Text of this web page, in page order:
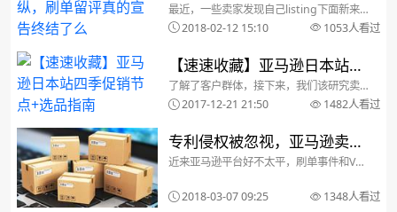
评真的宣告终结了么
最近，一些卖家发现自己listing下面新来
的差评像长了腿一样，自动往前跑。大量
的操作点NO也毫无作用。再加上最近亚马
似乎也是越刷越好后。于是乎，一传十，
十传百，都...
2018-02-12 15:10 1053人看过
【速速收藏】亚马逊日本站四
季促销节点+选品指南
了解了客户群体，接下来，我们该研究卖
点啥了。同为亚洲国家，再加上历史的因
素，日本有很多跟我们相似的风俗习惯，
人节、三个儿童节，还给山和海设立了专
门的节日——今天我们...
2017-12-21 21:50 1482人看过
专利侵权被忽视，亚马逊卖家
收到邮件后主动停售了产品
近来亚马逊平台好不太平，刷单事件和VAT
利侵权。据该卖家称，自己在遇事后第一
时间便查看了竞争对手所售的同类产品，
2018-03-07 09:25 1348人看过